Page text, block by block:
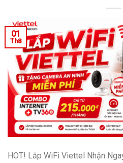
01
Th8
HOT! Lắp WiFi Viettel Nhận